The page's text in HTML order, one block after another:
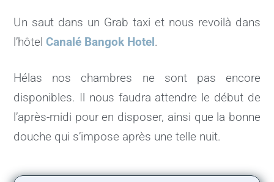
Un saut dans un Grab taxi et nous revoilà dans
l’hôtel Canalé Bangok Hotel .
Hélas nos chambres ne sont pas encore
disponibles. Il nous faudra attendre le début de
l’après-midi pour en disposer, ainsi que la bonne
douche qui s’impose après une telle nuit.